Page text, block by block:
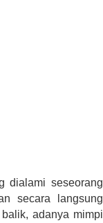
dialami seseorang
secara langsung
adanya mimpi